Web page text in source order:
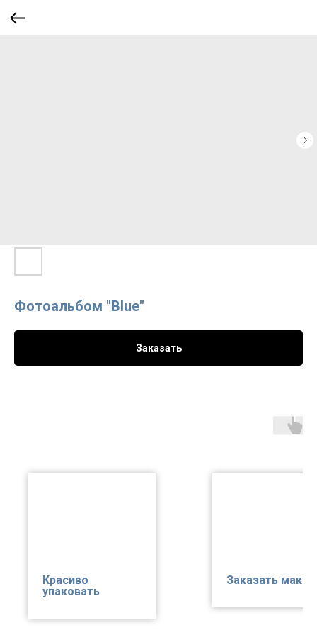
Фотоальбом "Blue"
Заказать
Красиво
упаковать
Заказать макет